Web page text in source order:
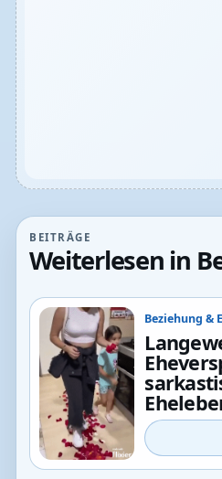
BEITRÄGE
Weiterlesen in
Beziehung &